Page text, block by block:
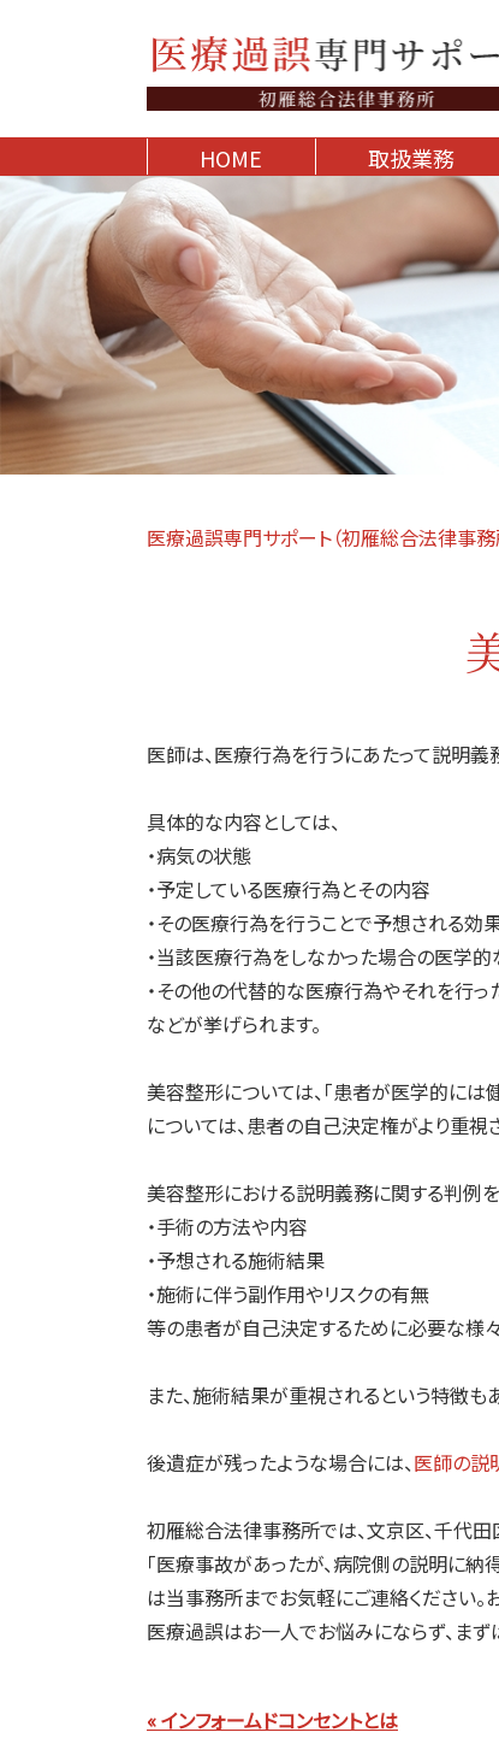
HOME 取扱業務
医療過誤専門サポート（初雁総合法律事務
医師は、医療行為を行うにあたって説明義
具体的な内容としては、
・病気の状態
・予定している医療行為とその内容
・その医療行為を行うことで予想される効
・当該医療行為をしなかった場合の医学
・その他の代替的な医療行為やそれを行
などが挙げられます。
美容整形については、「患者が医学的には
については、患者の自己決定権がより重視
美容整形における説明義務に関する判例を
・手術の方法や内容
・予想される施術結果
・施術に伴う副作用やリスクの有無
等の患者が自己決定するために必要な様
また、施術結果が重視されるという特徴
後遺症が残ったような場合には、医師の説
初雁総合法律事務所では、文京区、千代田
「医療事故があったが、病院側の説明に納
は当事務所までお気軽にご連絡ください
医療過誤はお一人でお悩みにならず、まず
« インフォームドコンセントとは